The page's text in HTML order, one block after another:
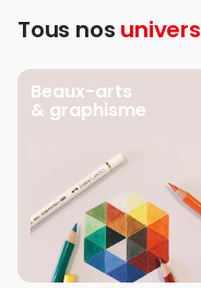
Tous nos univers
Beaux-arts
& graphisme